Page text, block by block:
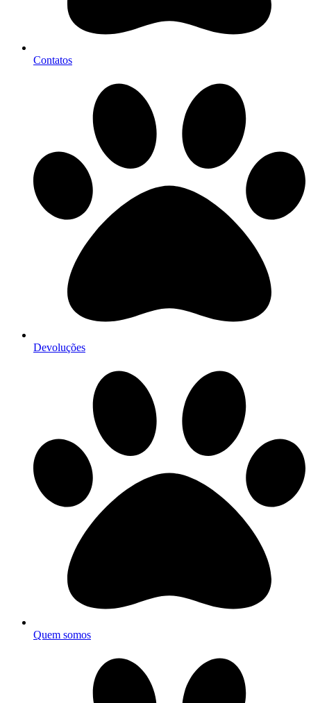
Contatos
Devoluções
Quem somos